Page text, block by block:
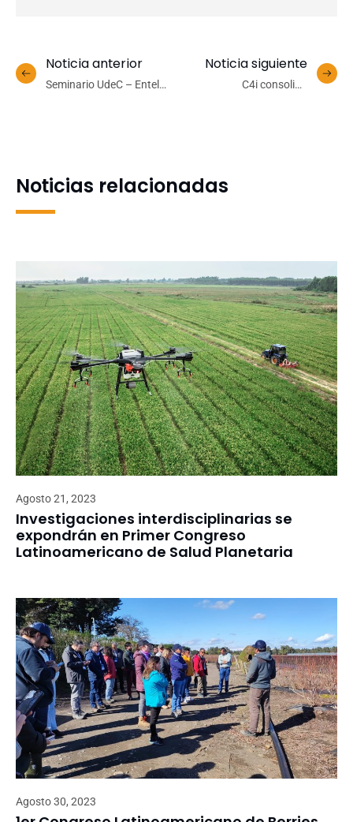
Noticia anterior
Seminario UdeC – Entel
Noticia siguiente
C4i consolida
Noticias relacionadas
Agosto 21, 2023
Investigaciones interdisciplinarias se
expondrán en Primer Congreso
Latinoamericano de Salud Planetaria
Agosto 30, 2023